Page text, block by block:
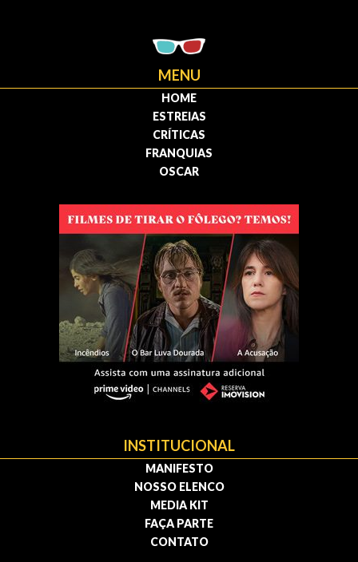
MENU
HOME
ESTREIAS
CRÍTICAS
FRANQUIAS
OSCAR
INSTITUCIONAL
MANIFESTO
NOSSO ELENCO
MEDIA KIT
FAÇA PARTE
CONTATO